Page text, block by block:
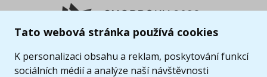
Tato webová stránka používá cookies
K personalizaci obsahu a reklam, poskytování funkcí
sociálních médií a analýze naší návštěvnosti